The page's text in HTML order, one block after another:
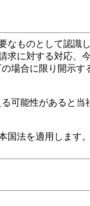
ものとして認識
求に対する対応、
場合に限り開示す
可能性があると当
法を適用します